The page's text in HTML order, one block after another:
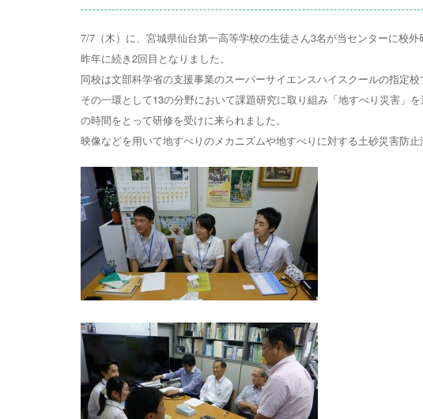
7/7（木）に、宮城県仙台第一高等学校の生徒さん3名が当センターに校外
昨年に続き2回目となりました。
同校は文部科学省の支援事業のスーパーサイエンスハイスクールの指定校
その一環として13の分野において課題研究に取り組み「地すべり災害」
の時間をとって研修を受けに来られました。
映像などを用いて地すべりのメカニズムや地すべりに対する土砂災害防